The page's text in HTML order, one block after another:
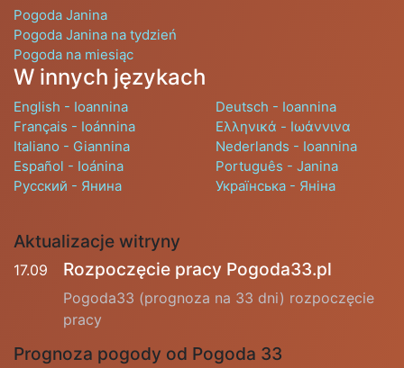
Pogoda Janina
Pogoda Janina na tydzień
Pogoda na miesiąc
W innych językach
English - Ioannina
Deutsch - Ioannina
Français - Ioánnina
Ελληνικά - Ιωάννινα
Italiano - Giannina
Nederlands - Ioannina
Español - Ioánina
Português - Janina
Русский - Янина
Українська - Яніна
Aktualizacje witryny
17.09 Rozpoczęcie pracy Pogoda33.pl
Pogoda33 (prognoza na 33 dni) rozpoczęcie
pracy
Prognoza pogody od Pogoda 33